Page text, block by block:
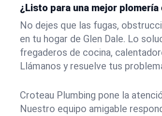
¿Listo para una mejor plomería
No dejes que las fugas,
en tu hogar de Glen Dale. Lo
fregaderos de cocina,
Llámanos y resuelve tus
Croteau Plumbing pone la
Nuestro equipo amigable